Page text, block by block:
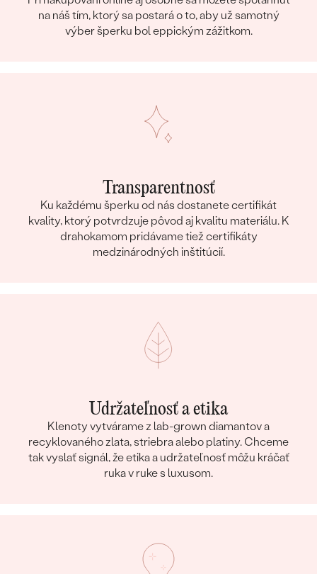
na náš tím, ktorý sa postará o to, aby už samotný
výber šperku bol eppickým zážitkom.
Transparentnosť
Ku každému šperku od nás dostanete certifikát
kvality, ktorý potvrdzuje pôvod aj kvalitu materiálu. K
drahokamom pridávame tiež certifikáty
medzinárodných inštitúcií.
Udržateľnosť a etika
Klenoty vytvárame z lab-grown diamantov a
recyklovaného zlata, striebra alebo platiny. Chceme
tak vyslať signál, že etika a udržateľnosť môžu kráčať
ruka v ruke s luxusom.